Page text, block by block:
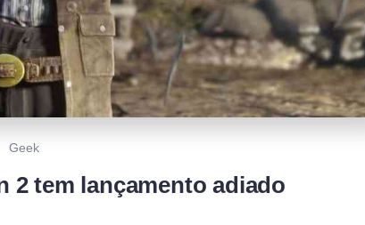
Geek
2 tem lançamento adiado